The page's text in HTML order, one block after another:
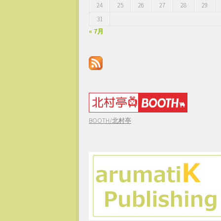
24 25 26 27 28
29
31
« 7月
BOOTH/北村亭